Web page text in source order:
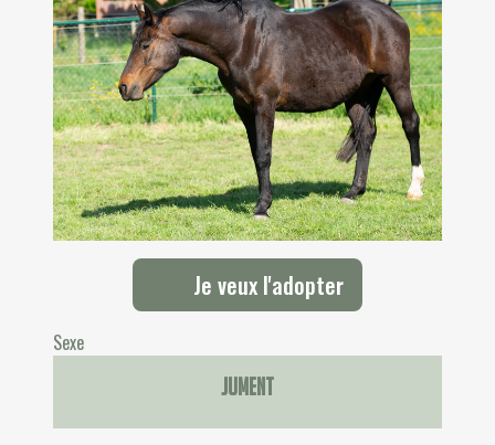
Je veux l'adopter
Sexe
Jument